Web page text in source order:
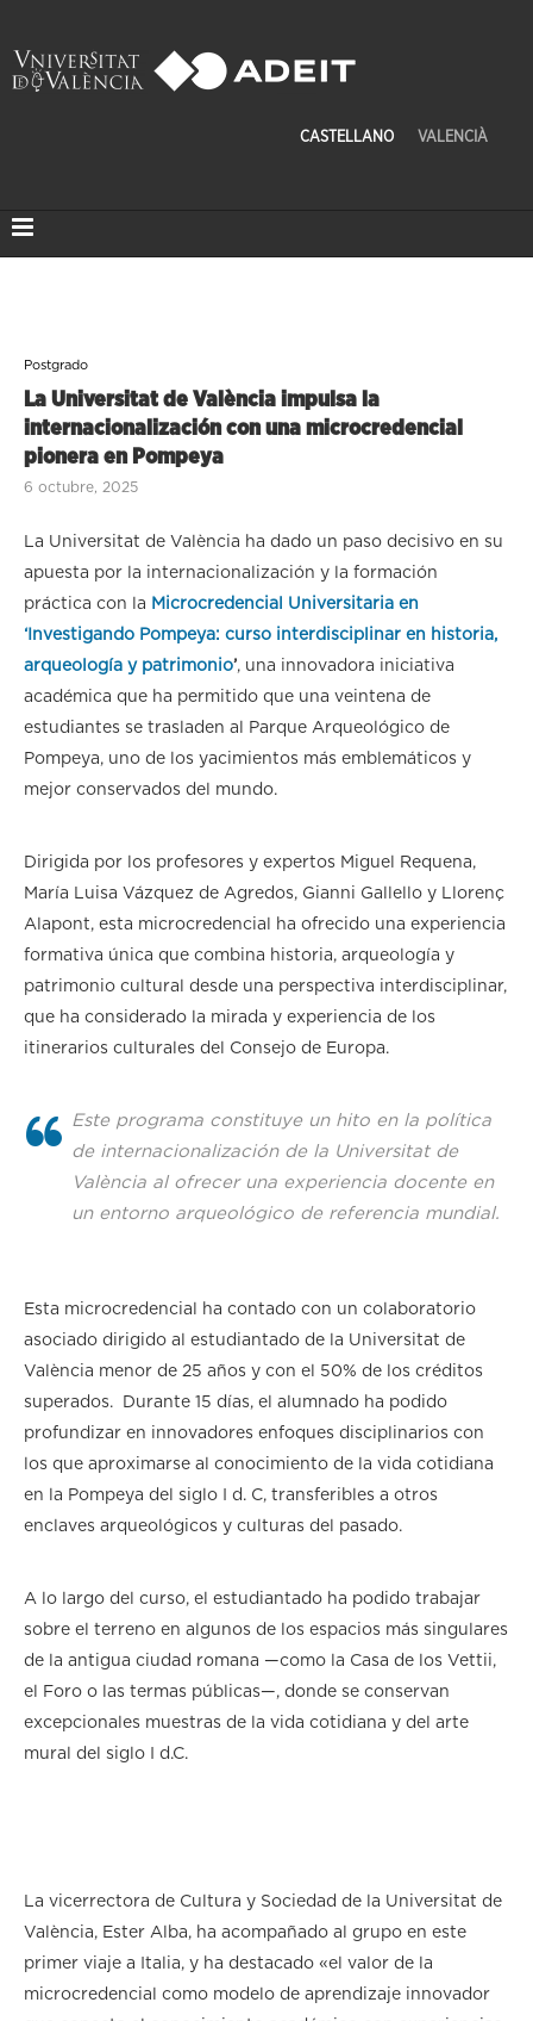
CASTELLANO VALENCIÀ
Postgrado
La Universitat de València impulsa la
internacionalización con una microcredencial
pionera en Pompeya
6 octubre, 2025
La Universitat de València ha dado un paso decisivo en su
apuesta por la internacionalización y la formación
práctica con la Microcredencial Universitaria en
‘Investigando Pompeya: curso interdisciplinar en historia,
arqueología y patrimonio’, una innovadora iniciativa
académica que ha permitido que una veintena de
estudiantes se trasladen al Parque Arqueológico de
Pompeya, uno de los yacimientos más emblemáticos y
mejor conservados del mundo.
Dirigida por los profesores y expertos Miguel Requena,
María Luisa Vázquez de Agredos, Gianni Gallello y Llorenç
Alapont, esta microcredencial ha ofrecido una experiencia
formativa única que combina historia, arqueología y
patrimonio cultural desde una perspectiva interdisciplinar,
que ha considerado la mirada y experiencia de los
itinerarios culturales del Consejo de Europa.
Este programa constituye un hito en la política
de internacionalización de la Universitat de
València al ofrecer una experiencia docente en
un entorno arqueológico de referencia mundial.
Esta microcredencial ha contado con un colaboratorio
asociado dirigido al estudiantado de la Universitat de
València menor de 25 años y con el 50% de los créditos
superados. Durante 15 días, el alumnado ha podido
profundizar en innovadores enfoques disciplinarios con
los que aproximarse al conocimiento de la vida cotidiana
en la Pompeya del siglo I d. C, transferibles a otros
enclaves arqueológicos y culturas del pasado.
A lo largo del curso, el estudiantado ha podido trabajar
sobre el terreno en algunos de los espacios más singulares
de la antigua ciudad romana —como la Casa de los Vettii,
el Foro o las termas públicas—, donde se conservan
excepcionales muestras de la vida cotidiana y del arte
mural del siglo I d.C.
La vicerrectora de Cultura y Sociedad de la Universitat de
València, Ester Alba, ha acompañado al grupo en este
primer viaje a Italia, y ha destacado «el valor de la
microcredencial como modelo de aprendizaje innovador